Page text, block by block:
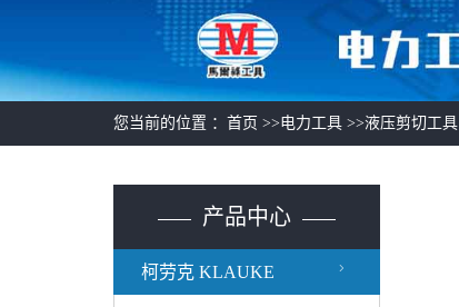
您当前的位置 ：首页 >>电力工具 >>液压剪切工具
产品中心
柯劳克 KLAUKE